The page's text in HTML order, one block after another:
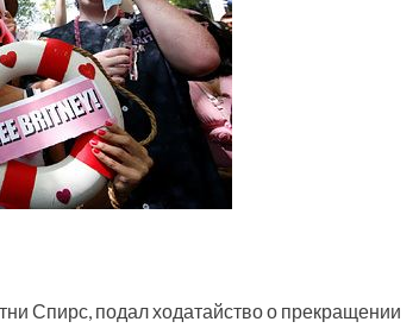
Спирс, подал ходатайство о прекращении